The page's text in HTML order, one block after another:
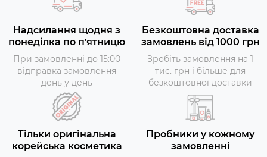
Надсилання щодня з
понеділка по пʼятницю
При замовленні до 15:00
відправка замовлення
день у день
Безкоштовна доставка
замовлень від 1000 грн
Зробіть замовлення на 1
тис. грн і більше для
безкоштовної доставки
Тільки оригінальна
корейська косметика
Пробники у кожному
замовленні